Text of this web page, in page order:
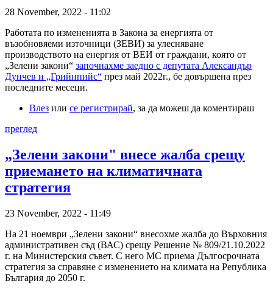
28 November, 2022 - 11:02
Работата по измененията в Закона за енергията от
възобновяеми източници (ЗЕВИ) за улесняване
производството на енергия от ВЕИ от граждани, която от
„Зелени закони“ започнахме заедно с депутата Александър
Дунчев и „Грийнпийс“ през май 2022г., бе довършена през
последните месеци.
Влез или се регистрирай, за да можеш да коментираш
преглед
„Зелени закони" внесе жалба срещу
приемането на климатичната
стратегия
23 November, 2022 - 11:49
На 21 ноември „Зелени закони“ внесохме жалба до Върховния
административен съд (ВАС) срещу Решение № 809/21.10.2022
г. на Министерския съвет. С него МС приема Дългосрочната
стратегия за справяне с изменението на климата на Република
България до 2050 г.